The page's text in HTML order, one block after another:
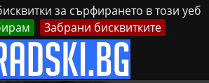
за сърфирането в този уеб
Забрани бисквитките
Август, 2026 Реклама Контакти